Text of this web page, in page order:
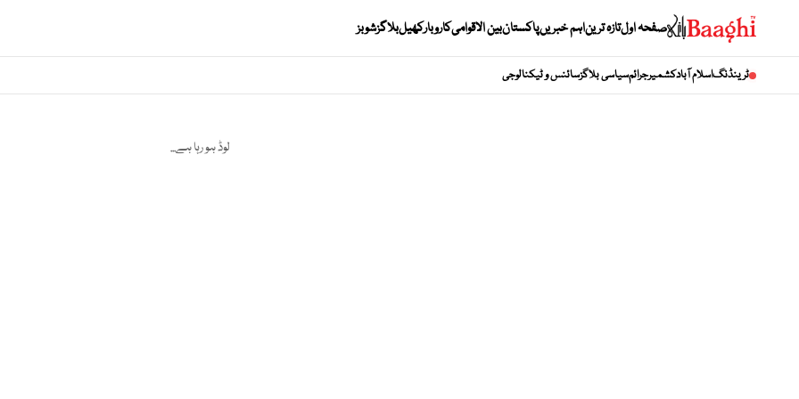
صفحہ اولتازہ تریناہم خبریںپاکستانبین الاقوامیکاروبارکھیلبلاگزشوبز
ٹرینڈنگاسلام آبادکشمیرجرائمسیاسی بلاگزسائنس و ٹیکنالوجی
لوڈ ہو رہا ہے...